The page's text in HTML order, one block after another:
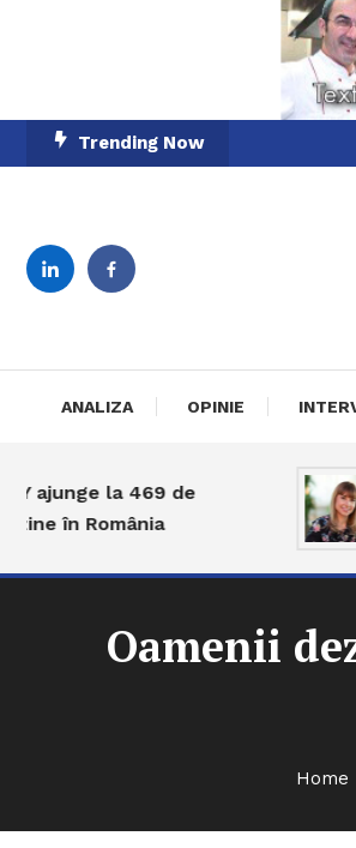
To
Trending Now
ANALIZA OPINIE
la 469 de
în România
Oamenii
Home